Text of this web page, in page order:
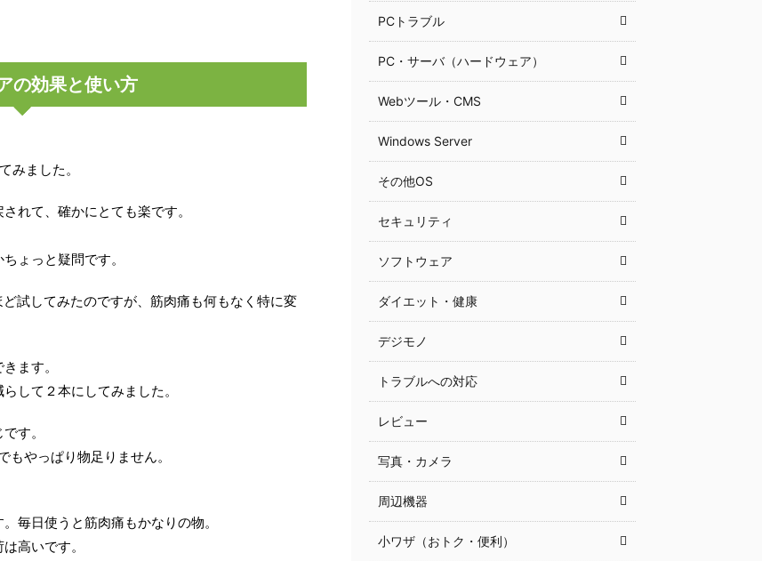
の効果と使い方
みました。
れて、確かにとても楽です。
ょっと疑問です。
試してみたのですが、筋肉痛も何もなく特に変
ます。
して２本にしてみました。
す。
やっぱり物足りません。
毎日使うと筋肉痛もかなりの物。
高いです。
PCトラブル
PC・サーバ（ハードウェア）
Webツール・CMS
Windows Server
その他OS
セキュリティ
ソフトウェア
ダイエット・健康
デジモノ
トラブルへの対応
レビュー
写真・カメラ
周辺機器
小ワザ（おトク・便利）